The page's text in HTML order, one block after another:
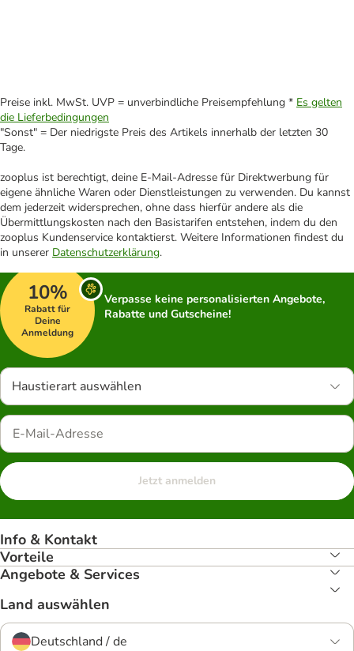
Preise inkl. MwSt. UVP = unverbindliche Preisempfehlung * Es gelten
die Lieferbedingungen
"Sonst" = Der niedrigste Preis des Artikels innerhalb der letzten 30
Tage.
zooplus ist berechtigt, deine E-Mail-Adresse für Direktwerbung für
eigene ähnliche Waren oder Dienstleistungen zu verwenden. Du kannst
dem jederzeit widersprechen, ohne dass hierfür andere als die
Übermittlungskosten nach den Basistarifen entstehen, indem du den
zooplus Kundenservice kontaktierst. Weitere Informationen findest du
in unserer Datenschutzerklärung.
10%
Rabatt für
Deine
Anmeldung
Verpasse keine personalisierten Angebote,
Rabatte und Gutscheine!
Haustierart auswählen
Jetzt anmelden
Info & Kontakt
Vorteile
Angebote & Services
Land auswählen
Deutschland / de